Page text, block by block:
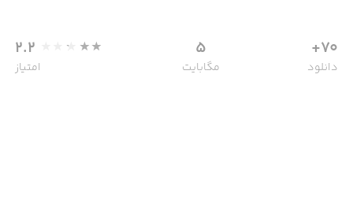
70+
دانلود
5
مگابایت
2.2
امتیاز